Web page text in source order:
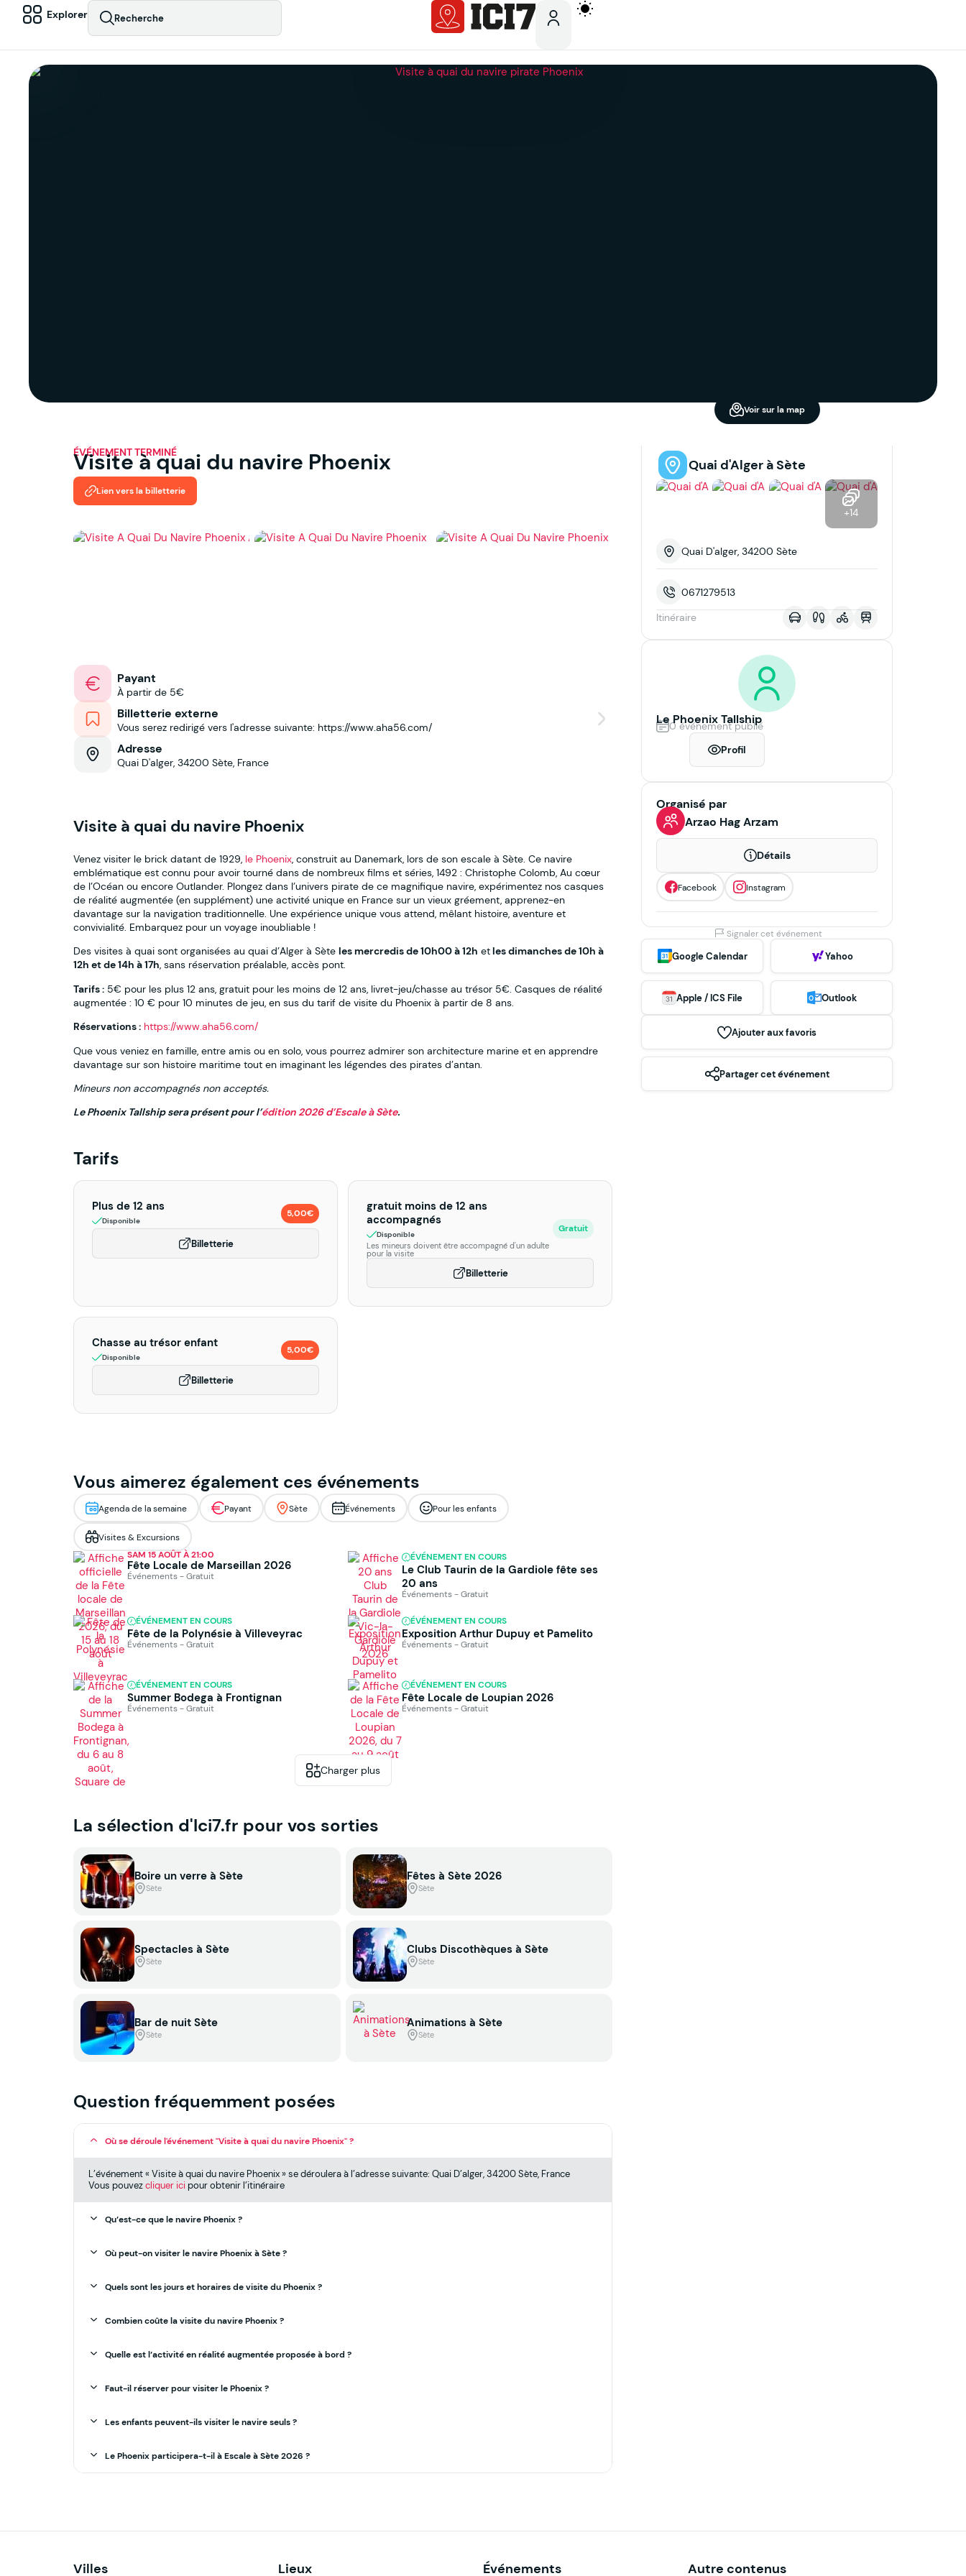
Explorer Recherche
ÉVÉNEMENT TERMINÉ
Visite à quai du navire Phoenix
Payant
À partir de 5€
Billetterie externe
Vous serez redirigé vers l'adresse suivante: https://www.aha56.com/
Adresse
Quai D'alger, 34200 Sète, France
Visite à quai du navire Phoenix
Venez visiter le brick datant de 1929, le Phoenix, construit au Danemark, lors de son escale à Sète. Ce navire
emblématique est connu pour avoir tourné dans de nombreux films et séries, 1492 : Christophe Colomb, Au cœur
de l’Océan ou encore Outlander. Plongez dans l’univers pirate de ce magnifique navire, expérimentez nos casques
de réalité augmentée (en supplément) une activité unique en France sur un vieux gréement, apprenez-en
davantage sur la navigation traditionnelle. Une expérience unique vous attend, mêlant histoire, aventure et
convivialité. Embarquez pour un voyage inoubliable !
Des visites à quai sont organisées au quai d’Alger à Sète les mercredis de 10h00 à 12h etles dimanches de 10h à
12h et de 14h à 17h, sans réservation préalable, accès pont.
Tarifs : 5€ pour les plus 12 ans, gratuit pour les moins de 12 ans, livret-jeu/chasse au trésor 5€. Casques de réalité
augmentée : 10 € pour 10 minutes de jeu, en sus du tarif de visite du Phoenix à partir de 8 ans.
Réservations : https://www.aha56.com/
Que vous veniez en famille, entre amis ou en solo, vous pourrez admirer son architecture marine et en apprendre
davantage sur son histoire maritime tout en imaginant les légendes des pirates d’antan.
Mineurs non accompagnés non acceptés.
Le Phoenix Tallship sera présent pour l’édition 2026 d’Escale à Sète.
Lien vers la billetterie
Tarifs
Plus de 12 ans
Disponible
5,00€
Billetterie
gratuit moins de 12 ans
accompagnés
Disponible
Les mineurs doivent être accompagné d'un adulte
pour la visite
Gratuit
Billetterie
Chasse au trésor enfant
Disponible
5,00€
Billetterie
Vous aimerez également ces événements
Agenda de la semaine Payant Sète Événements Pour les enfants
Visites & Excursions
SAM 15 AOÛT À 21:00
Fête Locale de Marseillan 2026
Événements - Gratuit
ÉVÉNEMENT EN COURS
Le Club Taurin de la Gardiole fête ses
20 ans
Événements - Gratuit
ÉVÉNEMENT EN COURS
Fête de la Polynésie à Villeveyrac
Événements - Gratuit
ÉVÉNEMENT EN COURS
Exposition Arthur Dupuy et Pamelito
Événements - Gratuit
ÉVÉNEMENT EN COURS
Summer Bodega à Frontignan
Événements - Gratuit
ÉVÉNEMENT EN COURS
Fête Locale de Loupian 2026
Événements - Gratuit
Charger plus
La sélection d'Ici7.fr pour vos sorties
Boire un verre à Sète
Sète
Fêtes à Sète 2026
Sète
Spectacles à Sète
Sète
Clubs Discothèques à Sète
Sète
Bar de nuit Sète
Sète
Animations à Sète
Sète
Question fréquemment posées
Où se déroule l'événement "Visite à quai du navire Phoenix" ?
L’événement « Visite à quai du navire Phoenix » se déroulera à l’adresse suivante: Quai D’alger, 34200 Sète, France
Vous pouvezcliquer icipour obtenir l’itinéraire
Qu’est-ce que le navire Phoenix ?
Où peut-on visiter le navire Phoenix à Sète ?
Quels sont les jours et horaires de visite du Phoenix ?
Combien coûte la visite du navire Phoenix ?
Quelle est l’activité en réalité augmentée proposée à bord ?
Faut-il réserver pour visiter le Phoenix ?
Les enfants peuvent-ils visiter le navire seuls ?
Le Phoenix participera-t-il à Escale à Sète 2026 ?
Voir sur la map
Quai d'Alger à Sète
+14
Quai D'alger, 34200 Sète
0671279513
Itinéraire
Le Phoenix Tallship
0 événement publié
Profil
Organisé par
Arzao Hag Arzam
Détails
Facebook Instagram
Signaler cet événement
Google Calendar Yahoo
Apple / ICS File Outlook
Ajouter aux favoris
Partager cet événement
Villes Lieux Événements Autre contenus